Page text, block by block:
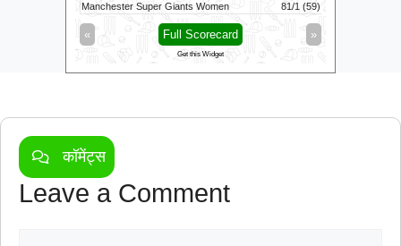
Manchester Super Giants Women 81/1 (59)
« »
Full Scorecard
Get this Widget
कॉमेंट्स
Leave a Comment